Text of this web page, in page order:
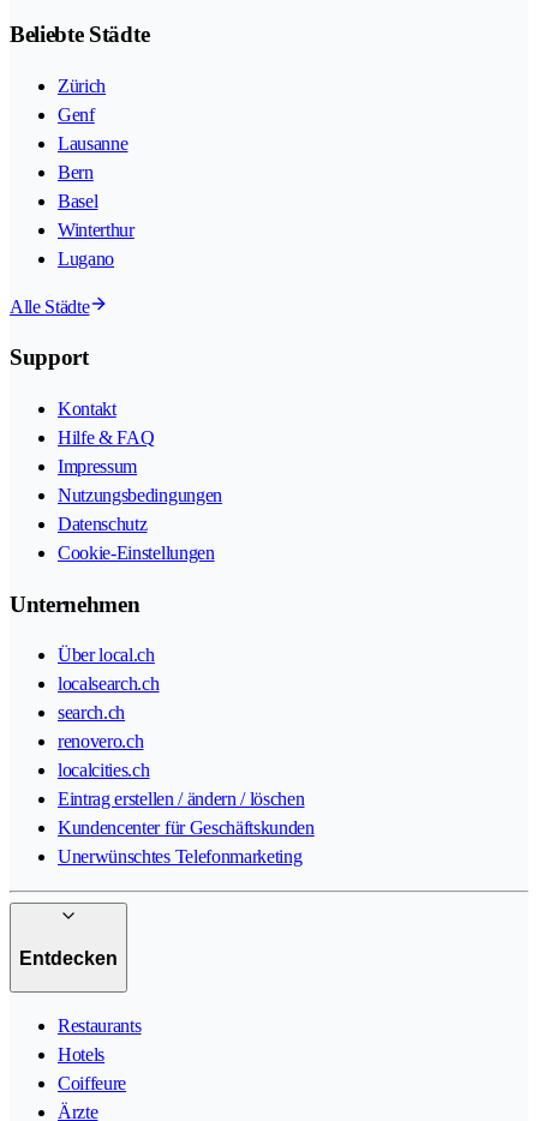
Beliebte Städte
Zürich
Genf
Lausanne
Bern
Basel
Winterthur
Lugano
Alle Städte
Support
Kontakt
Hilfe & FAQ
Impressum
Nutzungsbedingungen
Datenschutz
Cookie-Einstellungen
Unternehmen
Über local.ch
localsearch.ch
search.ch
renovero.ch
localcities.ch
Eintrag erstellen / ändern / löschen
Kundencenter für Geschäftskunden
Unerwünschtes Telefonmarketing
Entdecken
Restaurants
Hotels
Coiffeure
Ärzte